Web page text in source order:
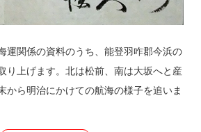
運関係の資料のうち、能登羽咋郡今浜の
り上げます。北は松前、南は大坂へと産
から明治にかけての航海の様子を追いま